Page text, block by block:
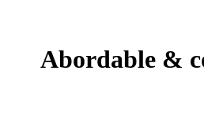
Abordable &